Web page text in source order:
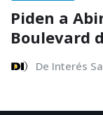
Piden a
Boulevard
De Interés